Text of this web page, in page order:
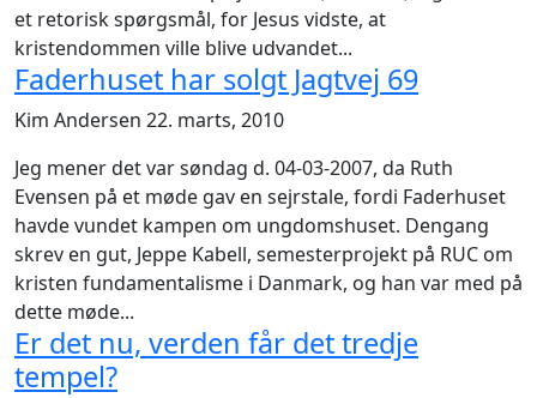
et retorisk spørgsmål, for Jesus vidste, at
kristendommen ville blive udvandet...
Faderhuset har solgt Jagtvej 69
Kim Andersen 22. marts, 2010
Jeg mener det var søndag d. 04-03-2007, da Ruth
Evensen på et møde gav en sejrstale, fordi Faderhuset
havde vundet kampen om ungdomshuset. Dengang
skrev en gut, Jeppe Kabell, semesterprojekt på RUC om
kristen fundamentalisme i Danmark, og han var med på
dette møde...
Er det nu, verden får det tredje
tempel?